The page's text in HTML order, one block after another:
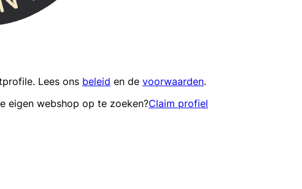
. Lees ons beleid en de voorwaarden.
eigen webshop op te zoeken?Claim profiel